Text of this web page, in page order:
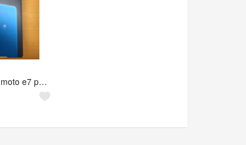
モトローラ moto e7 power タヒチブルー SIMフリー 新品